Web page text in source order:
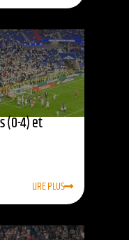
(0-4) et
LIRE PLUS